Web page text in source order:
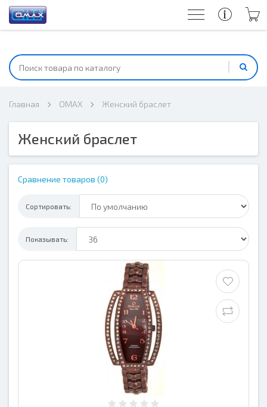
Главная OMAX Женский браслет
Женский браслет
Сравнение товаров (0)
Сортировать:
Показывать: